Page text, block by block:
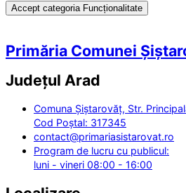
Accept categoria Funcționalitate
Primăria Comunei
Județul Arad
Comuna Șiștarovăț, Str.
Cod Poștal: 317345
contact@primariasistarovat.ro
Program de lucru cu publicul:
luni - vineri 08:00 - 16:00